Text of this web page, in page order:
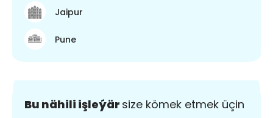
Jaipur
Pune
Bu nähili işleýär size kömek etmek üçin